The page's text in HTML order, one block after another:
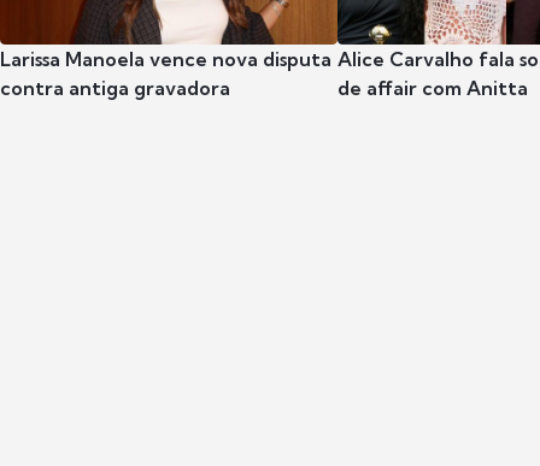
Larissa Manoela vence nova disputa
contra antiga gravadora
Alice Carvalho fala
de affair com Anitta